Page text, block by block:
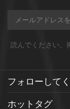
読んでください、
フォローして
ホットタグ